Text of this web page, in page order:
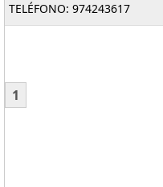
TELÉFONO: 974243617
1